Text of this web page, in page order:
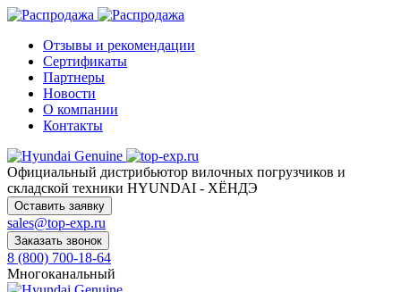
Отзывы и рекомендации
Сертификаты
Партнеры
Новости
О компании
Контакты
Официальный дистрибьютор вилочных погрузчиков и
складской техники HYUNDAI - ХЁНДЭ
Оставить заявку
sales@top-exp.ru
Заказать звонок
8 (800) 700-18-64
Многоканальный